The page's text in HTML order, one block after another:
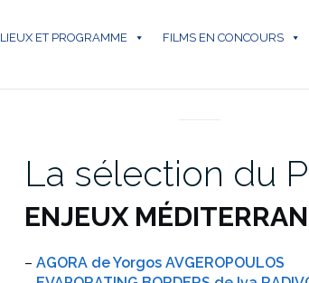
LIEUX ET PROGRAMME FILMS EN CONCOURS
La sélection du
ENJEUX
– AGORA de Yorgos AVGEROPOULOS